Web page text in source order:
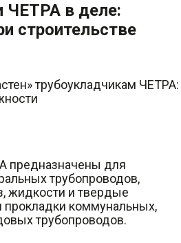
ЧЕТРА в деле:
строительстве
трубоукладчикам ЧЕТРА:
предназначены для
трубопроводов,
жидкости и твердые
прокладки коммунальных,
трубопроводов.